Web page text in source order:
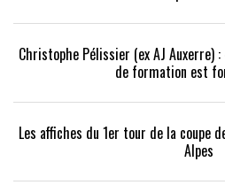
Christophe Pélissier (ex AJ Auxerre)
de formation est
Les affiches du 1er tour de la coupe
Alpes